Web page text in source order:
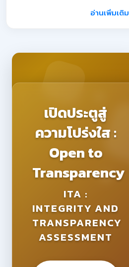
อ่านเพิ่มเติม
เปิดประตูสู่
ความโปร่งใส :
Open to
Transparency
ITA :
INTEGRITY AND
TRANSPARENCY
ASSESSMENT